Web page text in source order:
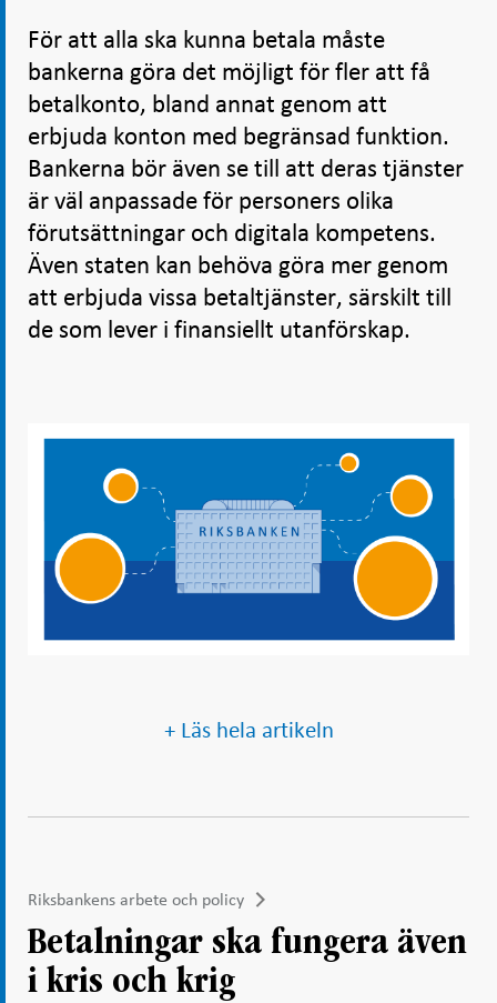
För att alla ska kunna betala måste
bankerna göra det möjligt för fler att få
betalkonto, bland annat genom att
erbjuda konton med begränsad funktion.
Bankerna bör även se till att deras tjänster
är väl anpassade för personers olika
förutsättningar och digitala kompetens.
Även staten kan behöva göra mer genom
att erbjuda vissa betaltjänster, särskilt till
de som lever i finansiellt utanförskap.
+ Läs hela artikeln
Riksbankens arbete och policy
Betalningar ska fungera även
i kris och krig